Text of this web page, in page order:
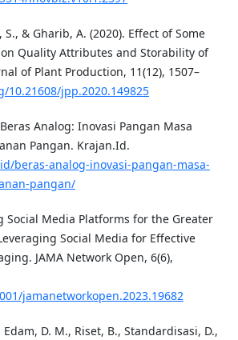
S., & Gharib, A. (2020). Effect of Some
Quality Attributes and Storability of
of Plant Production, 11(12), 1507–
10.21608/jpp.2020.149825
Analog: Inovasi Pangan Masa
Pangan. Krajan.Id.
beras-analog-inovasi-pangan-masa-
pangan/
Social Media Platforms for the Greater
Social Media for Effective
JAMA Network Open, 6(6),
jamanetworkopen.2023.19682
D. M., Riset, B., Standardisasi, D.,